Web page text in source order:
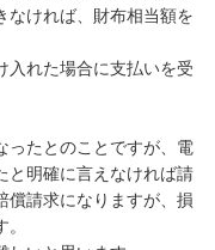
なければ、財布相当額を
入れた場合に支払いを受
ったとのことですが、電
と明確に言えなければ請
償請求になりますが、損